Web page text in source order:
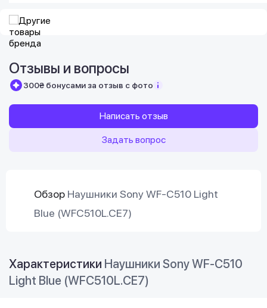
Отзывы и вопросы
300₴ бонусами за отзыв с фото
Написать отзыв
Задать вопрос
Обзор Наушники Sony WF-C510 Light
Blue (WFC510L.CE7)
Характеристики Наушники Sony WF-C510
Light Blue (WFC510L.CE7)